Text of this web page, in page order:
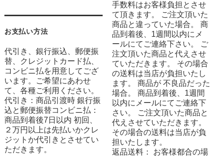
お支払い方法
代引き、銀行振込、郵便振
替、クレジットカード払、
コンビニ払を用意してござ
います。ご希望にあわせ
て、各種ご利用ください。
代引き：商品引渡時 銀行振
込と郵便振替コンビニ払：
商品到着後7日以内 初回、
２万円以上は先払いかクレ
ジットか代引きとさせてい
ただきます。
手数料はお客様負担とさせ
て頂きます。 ご注文頂いた
商品と違っていた場合。 商
品到着後、1週間以内にメ
ールにてご連絡下さい。 ご
注文頂いた商品と代えさせ
ていただきます。 その場合
の送料は当店が負担いたし
ます。 商品が 不良品だった
場合。 商品到着後、1週間
以内にメールにてご連絡下
さい。 ご注文頂いた商品と
代えさせていただきます。
その場合の送料は当店が負
担いたします。
返品送料： お客様都合の場